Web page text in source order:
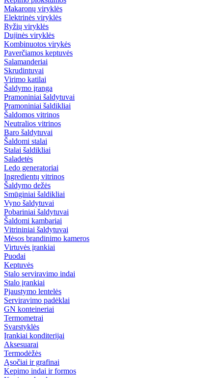
Makaronų viryklės
Elektrinės viryklės
Ryžių viryklės
Dujinės viryklės
Kombinuotos virykės
Paverčiamos keptuvės
Salamanderiai
Skrudintuvai
Virimo katilai
Šaldymo įranga
Pramoniniai šaldytuvai
Pramoniniai šaldikliai
Šaldomos vitrinos
Neutralios vitrinos
Baro šaldytuvai
Šaldomi stalai
Stalai šaldikliai
Saladetės
Ledo generatoriai
Ingredientų vitrinos
Šaldymo dežės
Smūginiai šaldikliai
Vyno šaldytuvai
Pobariniai šaldytuvai
Šaldomi kambariai
Vitrininiai šaldytuvai
Mėsos brandinimo kameros
Virtuvės įrankiai
Puodai
Keptuvės
Stalo serviravimo indai
Stalo įrankiai
Pjaustymo lentelės
Serviravimo padėklai
GN konteineriai
Termometrai
Svarstyklės
Įrankiai konditerijai
Aksesuarai
Termodėžės
Ąsočiai ir grafinai
Kepimo indai ir formos